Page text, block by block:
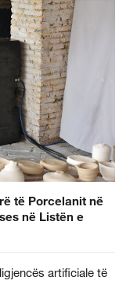
të Porcelanit në
në Listën e
artificiale të